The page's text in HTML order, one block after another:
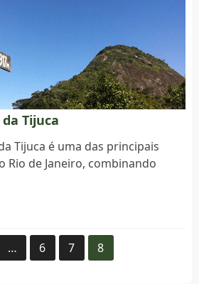
Tijuca
Tijuca é uma das principais
Rio de Janeiro, combinando
… 6 7 8